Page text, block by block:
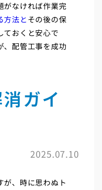
がなければ作業完
方法とその後の保
ておくと安心で
、配管工事を成功
ガイ
2025.07.10
が、時に思わぬト